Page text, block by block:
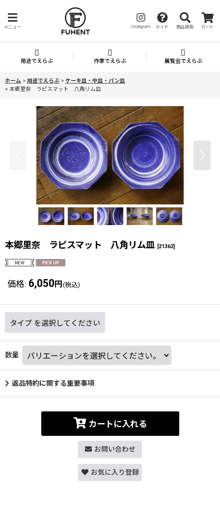
メニュー instagram ガイド 商品検索 カート
用途でえらぶ 作家でえらぶ 展覧会でえらぶ
ホーム > 用途でえらぶ > ケーキ皿・中皿・パン皿
> 本郷里奈 ラピスマット 八角リム皿
本郷里奈 ラピスマット 八角リム皿 [21362]
価格: 6,050 円 (税込)
タイプ を選択してください
数量:
返品特約に関する重要事項
カートに入れる
お問い合わせ
お気に入り登録